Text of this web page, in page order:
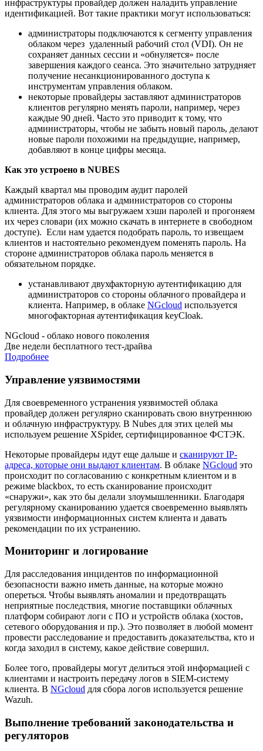
инфраструктуры провайдер должен наладить управление
идентификацией. Вот такие практики могут использоваться:
администраторы подключаются к сегменту управления
облаком через удаленный рабочий стол (VDI). Он не
сохраняет данных сессии и «обнуляется» после
завершения каждого сеанса. Это значительно затрудняет
получение несанкционированного доступа к
инструментам управления облаком.
некоторые провайдеры заставляют администраторов
клиентов регулярно менять пароли, например, через
каждые 90 дней. Часто это приводит к тому, что
администраторы, чтобы не забыть новый пароль, делают
новые пароли похожими на предыдущие, например,
добавляют в конце цифры месяца.
Как это устроено в NUBES
Каждый квартал мы проводим аудит паролей
администраторов облака и администраторов со стороны
клиента. Для этого мы выгружаем хэши паролей и прогоняем
их через словари (их можно скачать в интернете в свободном
доступе). Если нам удается подобрать пароль, то извещаем
клиентов и настоятельно рекомендуем поменять пароль. На
стороне администраторов облака пароль меняется в
обязательном порядке.
устанавливают двухфакторную аутентификацию для
администраторов со стороны облачного провайдера и
клиента. Например, в облаке NGcloud используется
многофакторная аутентификация keyCloak.
NGcloud - облако нового поколения
Две недели бесплатного тест-драйва
Подробнее
Управление уязвимостями
Для своевременного устранения уязвимостей облака
провайдер должен регулярно сканировать свою внутреннюю
и облачную инфраструктуру. В Nubes для этих целей мы
используем решение XSpider, сертифицированное ФСТЭК.
Некоторые провайдеры идут еще дальше и сканируют IP-
адреса, которые они выдают клиентам. В облаке NGcloud это
происходит по согласованию с конкретным клиентом и в
режиме blackbox, то есть сканирование происходит
«снаружи», как это бы делали злоумышленники. Благодаря
регулярному сканированию удается своевременно выявлять
уязвимости информационных систем клиента и давать
рекомендации по их устранению.
Мониторинг и логирование
Для расследования инцидентов по информационной
безопасности важно иметь данные, на которые можно
опереться. Чтобы выявлять аномалии и предотвращать
неприятные последствия, многие поставщики облачных
платформ собирают логи с ПО и устройств облака (хостов,
сетевого оборудования и пр.). Это позволяет в любой момент
провести расследование и предоставить доказательства, кто и
когда заходил в систему, какое действие совершил.
Более того, провайдеры могут делиться этой информацией с
клиентами и настроить передачу логов в SIEM-систему
клиента. В NGcloud для сбора логов используется решение
Wazuh.
Выполнение требований законодательства и
регуляторов